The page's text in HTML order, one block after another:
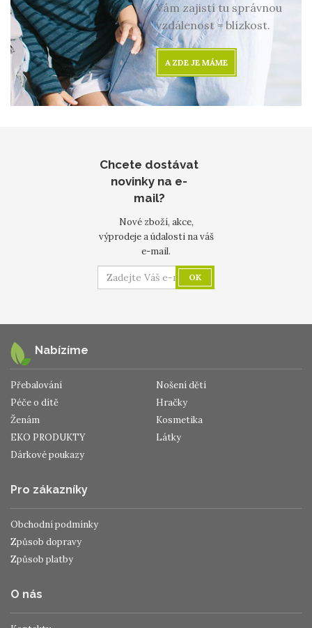
Vám zajistí tu správnou
vzdálenost = blízkost.
A ZDE JE MÁME
Chcete dostávat
novinky na e-
mail?
Nové zboží, akce,
výprodeje a údalosti na váš
e-mail.
OK
Nabízíme
Přebalování
Nošení dětí
Péče o dítě
Hračky
Ženám
Kosmetika
EKO PRODUKTY
Látky
Dárkové poukazy
Pro zákazníky
Obchodní podmínky
Způsob dopravy
Způsob platby
O nás